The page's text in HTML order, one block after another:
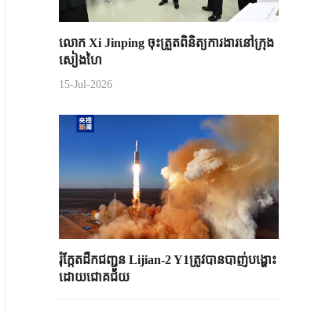
លោក Xi Jinping ចុះត្រួតពិនិត្យការងារនៅក្រុង
សៀងហៃ
15-Jul-2026
រ៉ុក្កែតដឹកជញ្ជូន Lijian-2 Y1ត្រូវបានបាញ់បង្ហោះ
ដោយជោគជ័យ